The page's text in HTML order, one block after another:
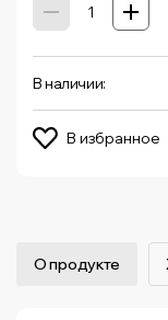
В наличии:
В избранное
О продукте